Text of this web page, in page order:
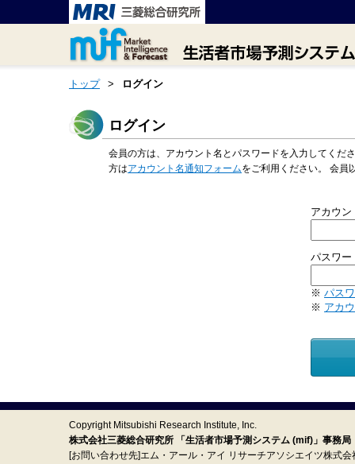
トップ > ログイン
ログイン
会員の方は、アカウント名とパスワードを入力してくだ
方はアカウント名通知フォームをご利用ください。 会員
アカウン
パスワー
※ パス
※ アカ
Copyright Mitsubishi Research Institute, Inc.
株式会社三菱総合研究所 「生活者市場予測システム (mif)」事務局
[お問い合わせ先]エム・アール・アイ リサーチアソシエイツ株式会